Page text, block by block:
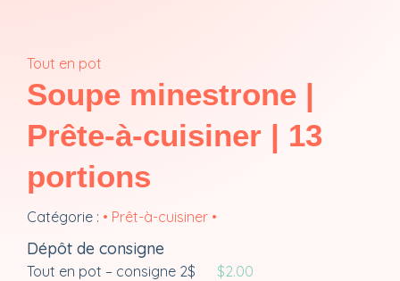
Tout en pot
Soupe minestrone |
Prête-à-cuisiner | 13
portions
Catégorie : • Prêt-à-cuisiner •
Dépôt de consigne
Tout en pot – consigne 2$ $2.00